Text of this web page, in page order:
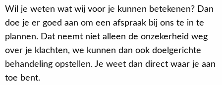
Wil je weten wat wij voor je kunnen betekenen? Dan
doe je er goed aan om een afspraak bij ons te in te
plannen. Dat neemt niet alleen de onzekerheid weg
over je klachten, we kunnen dan ook doelgerichte
behandeling opstellen. Je weet dan direct waar je aan
toe bent.